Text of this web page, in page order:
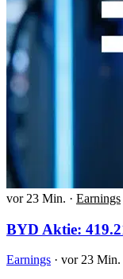
vor 23 Min. · Earnings
BYD Aktie:
Earnings · vor 23 Min.